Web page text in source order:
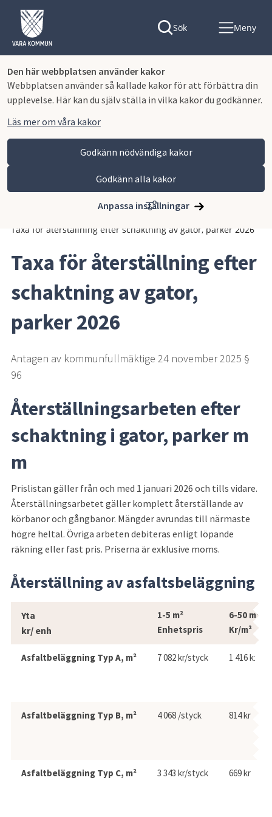
Den här webbplatsen använder kakor
Webbplatsen använder så kallade kakor för att förbättra din
upplevelse. Här kan du själv ställa in vilka kakor du godkänner.
Läs mer om våra kakor
Godkänn nödvändiga kakor
Godkänn alla kakor
Anpassa inställningar
Sök Meny
Vara kommun
Kommun och politik
Vår organisation och verksamhet
Taxa för återställning efter schaktning av gator, parker 2026
Taxa för återställning efter
schaktning av gator,
parker 2026
Antagen av kommunfullmäktige 24 november 2025 §
96
Återställningsarbeten efter
schaktning i gator, parker m
m
Prislistan gäller från och med 1 januari 2026 och tills vidare.
Återställningsarbetet gäller komplett återställande av
körbanor och gångbanor. Mängder avrundas till närmaste
högre heltal. Övriga arbeten debiteras enligt löpande
räkning eller fast pris. Priserna är exklusive moms.
Återställning av asfaltsbeläggning
Återställning av asfaltsbeläggning
Yta
kr/ enh
1-5 m²
Enhetspris
6-50 m²
Kr/m²
Asfaltbeläggning Typ A, m² 7 082 kr/styck 1 416 kr
Asfaltbeläggning Typ B, m² 4 068 /styck 814 kr
Asfaltbeläggning Typ C, m² 3 343 kr/styck 669 kr